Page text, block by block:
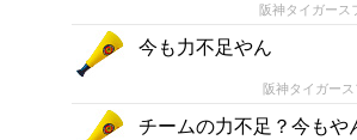
阪神タイガース
今も力不足やん
阪神タイガース
チームの力不足？今もや